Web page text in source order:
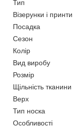
Тип
Візерунки і принти
Посадка
Сезон
Колір
Вид виробу
Розмір
Щільність тканини
Верх
Тип носка
Особливості